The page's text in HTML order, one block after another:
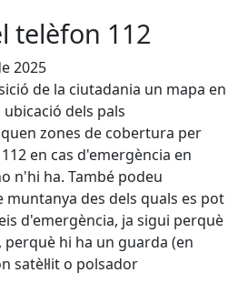
telèfon 112
2025
de la ciutadania un mapa en
dels pals
zones de cobertura per
en cas d'emergència en
n'hi ha. També podeu
des dels quals es pot
d'emergència, ja sigui perquè
hi ha un guarda (en
satèl·lit o polsador